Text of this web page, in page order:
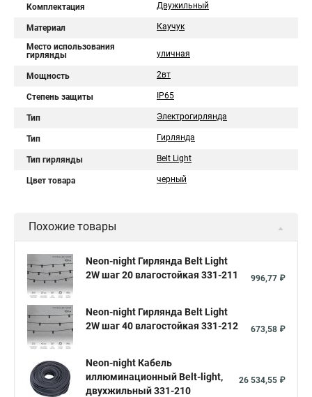
Комплектация Двужильный
Материал Каучук
Место использования
гирлянды
уличная
Мощность 2вт
Степень защиты IP65
Тип Электрогирлянда
Тип Гирлянда
Тип гирлянды Belt Light
Цвет товара черный
Похожие товары
Neon-night Гирлянда Belt Light
2W шаг 20 влагостойкая 331-211
996,77 ₽
Neon-night Гирлянда Belt Light
2W шаг 40 влагостойкая 331-212
673,58 ₽
Neon-night Кабель
иллюминационный Belt-light,
двухжильный 331-210
26 534,55 ₽